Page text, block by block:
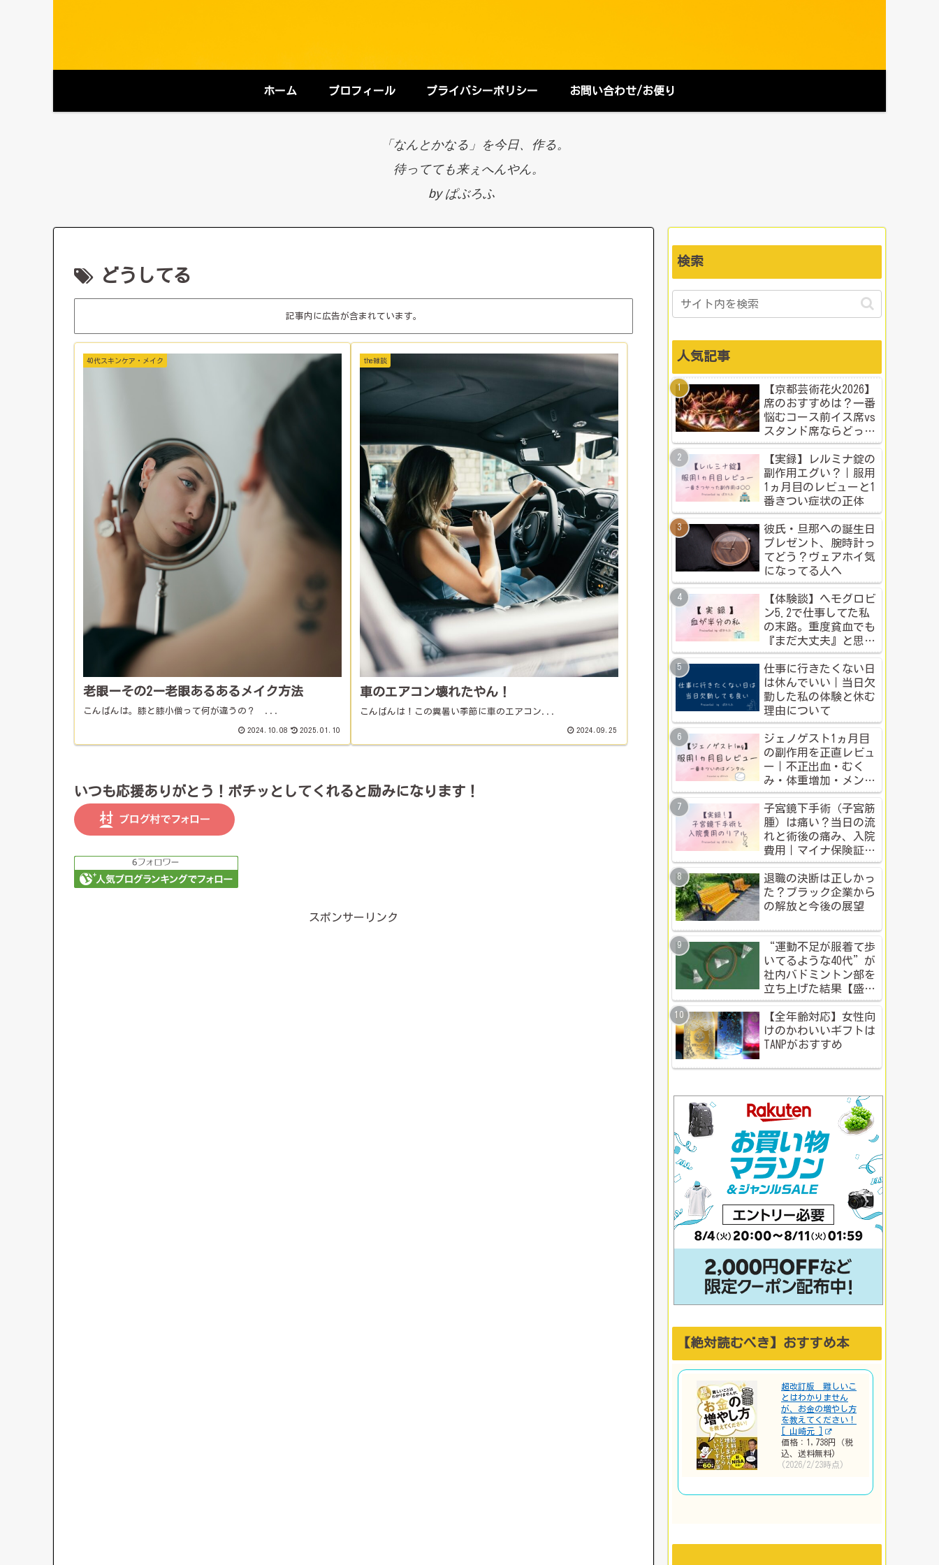
ホーム プロフィール プライバシーポリシー お問い合わせ/お便り
「なんとかなる」を今日、作る。
待ってても来ぇへんやん。
by ぱぶろふ
どうしてる
記事内に広告が含まれています。
40代スキンケア・メイク
老眼ーその2ー老眼あるあるメイク方法
こんばんは。膝と膝小僧って何が違うの？ ...
2024.10.08 2025.01.10
the雑談
車のエアコン壊れたやん！
こんばんは！この糞暑い季節に車のエアコン...
2024.09.25
いつも応援ありがとう！ポチッとしてくれると励みになります！
スポンサーリンク
検索
人気記事
【京都芸術花火2026】
席のおすすめは？一番
悩むコース前イス席vs
スタンド席ならどっ
ち？本音比較！
【実録】レルミナ錠の
副作用エグい？｜服用
1ヵ月目のレビューと1
番きつい症状の正体
彼氏・旦那への誕生日
プレゼント、腕時計っ
てどう？ヴェアホイ気
になってる人へ
【体験談】ヘモグロビ
ン5.2で仕事してた私
の末路。重度貧血でも
『まだ大丈夫』と思う
人のための警告
仕事に行きたくない日
は休んでいい｜当日欠
勤した私の体験と休む
理由について
ジェノゲスト1ヵ月目
の副作用を正直レビュ
ー｜不正出血・むく
み・体重増加・メンタ
ル変化まで【体験談】
子宮鏡下手術（子宮筋
腫）は痛い？当日の流
れと術後の痛み、入院
費用｜マイナ保険証・
公的制度で乗り切った
入院体験記全公開
退職の決断は正しかっ
た？ブラック企業から
の解放と今後の展望
“運動不足が服着て歩
いてるような40代”が
社内バドミントン部を
立ち上げた結果【盛り
上がる社内イベント成
功例】
【全年齢対応】女性向
けのかわいいギフトは
TANPがおすすめ
【絶対読むべき】おすすめ本
超改訂版 難しいこ
とはわかりません
が、お金の増やし方
を教えてください！
[ 山崎元 ]
価格：1,738円（税
込、送料無料)
(2026/2/23時点)